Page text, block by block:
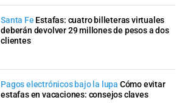
Santa Fe Estafas: cuatro billeteras virtuales
deberán devolver 29 millones de pesos a dos
clientes
Pagos electrónicos bajo la lupa Cómo evitar
estafas en vacaciones: consejos claves